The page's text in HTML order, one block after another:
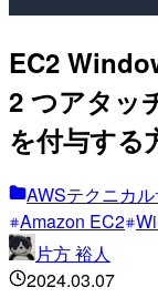
EC2
2 つアタッ
を付与する
AWSテクニカ
Amazon EC2
片方 裕人
2024.03.07